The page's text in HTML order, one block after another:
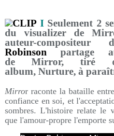
CLIP ISeulement 2
du visualizer de
auteur-
Robinson partage
de Mirror, tiré
album, Nurture, à
Mirror raconte la bataille
confiance en soi, et
sombres. L'histoire relate le
que l'amour-propre l'emporte